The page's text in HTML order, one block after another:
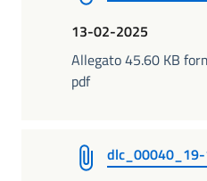
13-02-2025
Allegato 45.60 KB
pdf